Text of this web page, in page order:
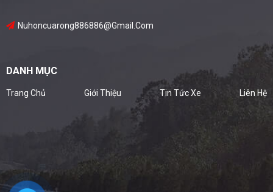
Nuhoncuarong886886@gmail.com
DANH MỤC
Trang Chủ Giới Thiệu Tin Tức Xe Liên Hệ